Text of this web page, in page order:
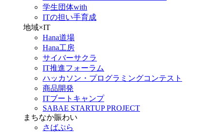
学生団体with
ITの担い手育成
地域×IT
Hana道場
Hana工房
サイバーサクラ
IT推進フォーラム
ハッカソン・プログラミングコンテスト
商品開発
ITブートキャンプ
SABAE STARTUP PROJECT
まちなか賑わい
さばぷら